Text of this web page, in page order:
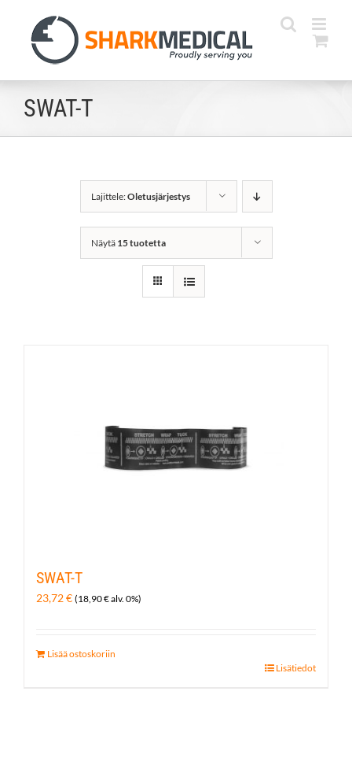
content
SWAT-T
Lajittele:Oletusjärjestys
Näytä 15 tuotetta
SWAT-T
23,72€ (18,90€alv. 0%)
Lisää ostoskoriin
Lisätiedot